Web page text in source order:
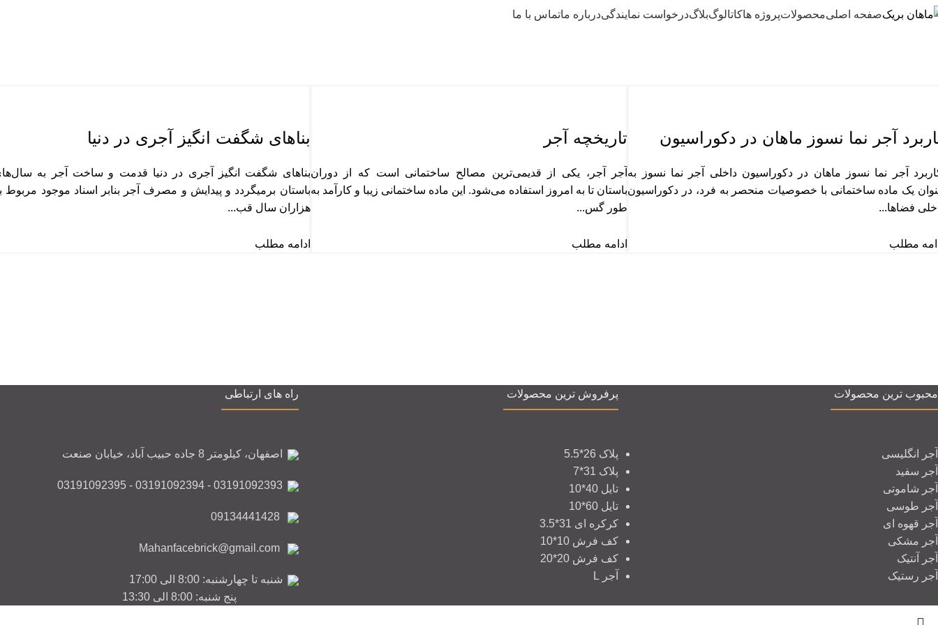
صفحه اصلیمحصولاتپروژه هاکاتالوگبلاگدرخواست نمایندگیدرباره ماتماس با ما
آجر نما نسوز ماهان در دکوراسیون
آجر نما نسوز ماهان در دکوراسیون داخلی آجر نما نسوز به
یک ماده ساختمانی با خصوصیات منحصر به فرد، در دکوراسیون
فضاها...
مطلب
تاریخچه آجر
آجر آجر، یکی از قدیمی‌ترین مصالح ساختمانی است که از دوران
باستان تا به امروز استفاده می‌شود. این ماده ساختمانی زیبا و کارآمد به
طور گس...
ادامه مطلب
بناهای شگفت انگیز آجری در دنیا
بناهای شگفت انگیز آجری در دنیا قدمت و ساخت آجر به
باستان برمیگردد و پیدایش و مصرف آجر بنابر اسناد موجود مربوط
هزاران سال قب...
ادامه مطلب
محبوب ترین محصولات
آجر انگلیسی
آجر سفید
آجر شاموتی
آجر طوسی
آجر قهوه ای
آجر مشکی
آجر آنتیک
آجر رستیک
پرفروش ترین محصولات
پلاک 26*5.5
پلاک 31*7
تایل 40*10
تایل 60*10
کرکره ای 31*3.5
کف فرش 10*10
کف فرش 20*20
آجر L
راه های ارتباطی
اصفهان، کیلومتر 8 جاده حبیب آباد، خیابان صنعت
03191092393 - 03191092394 - 03191092395
شنبه تا چهارشنبه: 8:00 الی 17:00
پنج شنبه: 8:00 الی 13:30